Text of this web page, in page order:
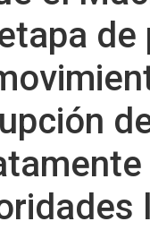
de